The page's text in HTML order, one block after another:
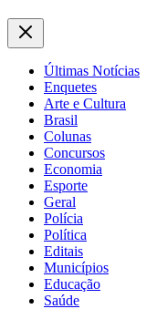
Últimas Notícias
Enquetes
Arte e Cultura
Brasil
Colunas
Concursos
Economia
Esporte
Geral
Polícia
Política
Editais
Municípios
Educação
Saúde